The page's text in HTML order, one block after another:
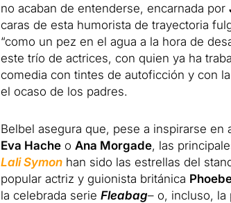
no acaban de entenderse, encarnada por
caras de esta humorista de trayectoria
“como un pez en el agua a la hora de
este trío de actrices, con quien ya ha
comedia con tintes de autoficción y con
el ocaso de los padres.
Belbel asegura que, pese a inspirarse
Eva Hacheo Ana Morgade, las
Lali Symonhan sido las estrellas del
popular actriz y guionista británica
la celebrada serie Fleabag– o, incluso, la